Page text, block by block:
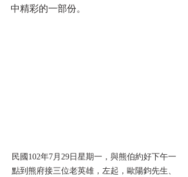
中精彩的一部份。
民國102年7月29日星期一，與熊伯約好下午一
點到熊府接三位老英雄，左起，歐陽鈞先生、